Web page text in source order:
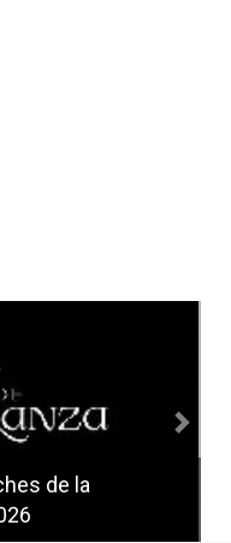
de la
en